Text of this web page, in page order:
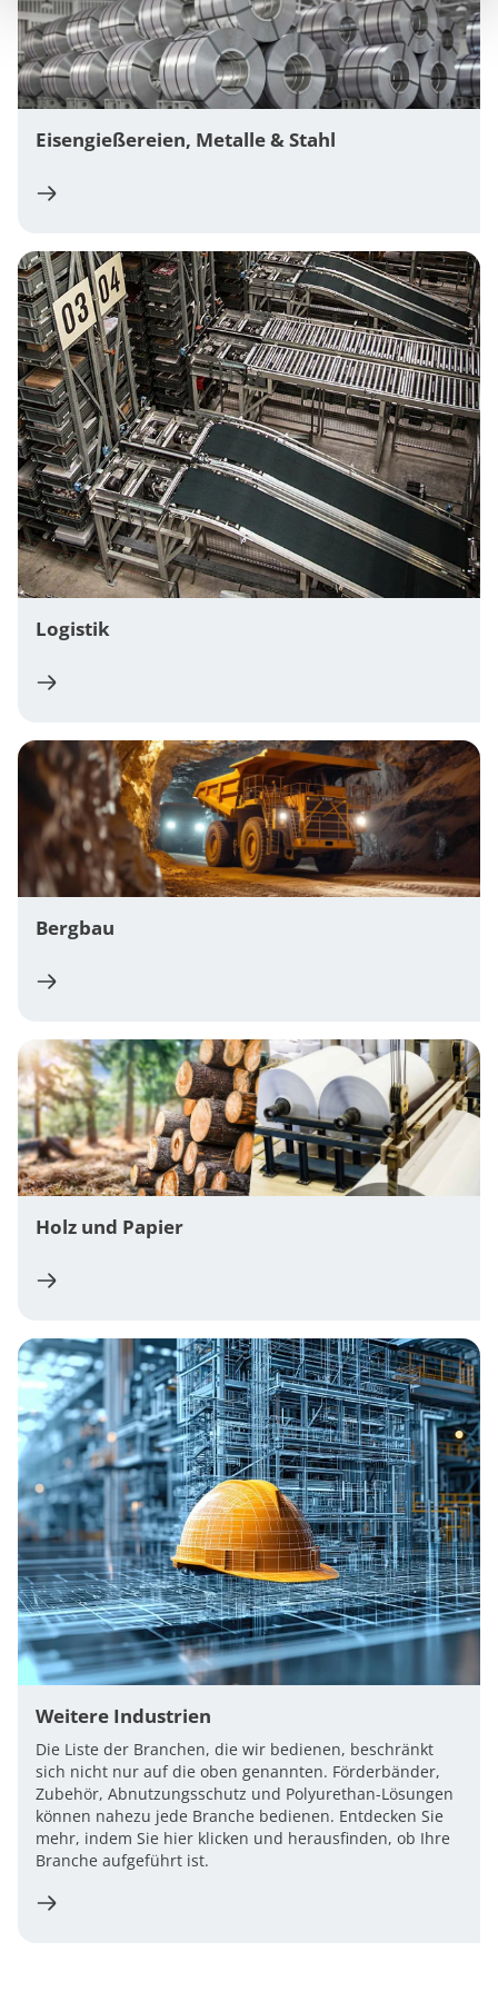
Eisengießereien, Metalle & Stahl
Logistik
Bergbau
Holz und Papier
Weitere Industrien
Die Liste der Branchen, die wir bedienen, beschränkt
sich nicht nur auf die oben genannten. Förderbänder,
Zubehör, Abnutzungsschutz und Polyurethan-Lösungen
können nahezu jede Branche bedienen. Entdecken Sie
mehr, indem Sie hier klicken und herausfinden, ob Ihre
Branche aufgeführt ist.